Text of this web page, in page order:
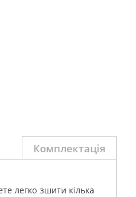
Комплектація
легко зшити кілька